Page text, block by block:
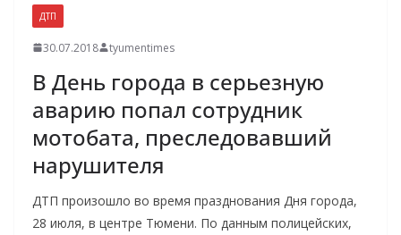
ДТП
30.07.2018 tyumentimes
В День города в серьезную
аварию попал сотрудник
мотобата, преследовавший
нарушителя
ДТП произошло во время празднования Дня города,
28 июля, в центре Тюмени. По данным полицейских,